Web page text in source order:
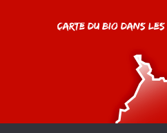
Carte du Bio dans